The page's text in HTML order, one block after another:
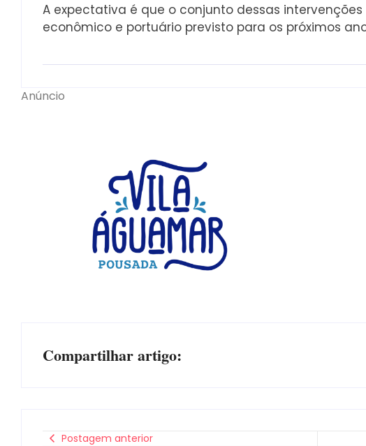
A expectativa é que o conjunto dessas
econômico e portuário previsto para os próximos
Anúncio
Compartilhar artigo:
Postagem anterior